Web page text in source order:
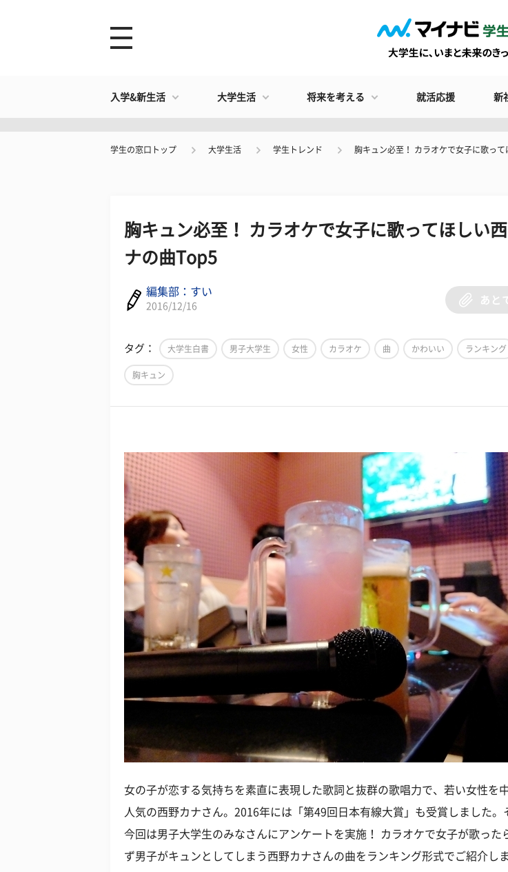
入学&新生活 大学生活 将来を考える 就活応援 新
学生の窓口トップ 大学生活 学生トレンド 胸キュン必至！ カラオケで女子に歌っ
胸キュン必至！ カラオケで女子に歌ってほしい
ナの曲Top5
編集部：すい
2016/12/16
あと
タグ： 大学生白書 男子大学生 女性 カラオケ 曲 かわいい ランキング
胸キュン
女の子が恋する気持ちを素直に表現した歌詞と抜群の歌唱力で、若い女性を
人気の西野カナさん。2016年には「第49回日本有線大賞」も受賞しました。
今回は男子大学生のみなさんにアンケートを実施！ カラオケで女子が歌った
ず男子がキュンとしてしまう西野カナさんの曲をランキング形式でご紹介しま